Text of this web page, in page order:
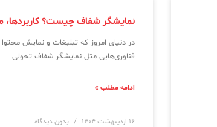
نمایشگر شفاف چیست؟ کاربردها،
در دنیای امروز که تبلیغات و نمایش
فناوری‌هایی مثل نمایشگر شفاف تحولی
ادامه مطلب »
۱۶ اردیبهشت ۱۴۰۴ بدون دیدگاه